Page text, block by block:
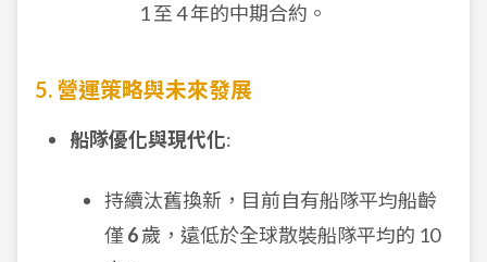
1 至 4 年的中期合約。
5. 營運策略與未來發展
船隊優化與現代化:
持續汰舊換新，目前自有船隊平均船齡
僅6歲，遠低於全球散裝船隊平均的 10